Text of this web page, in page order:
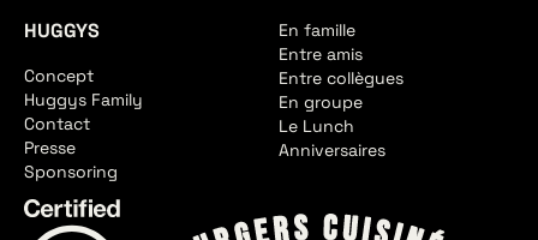
HUGGYS
Concept
Huggys Family
Contact
Presse
Sponsoring
En famille
Entre amis
Entre collègues
En groupe
Le Lunch
Anniversaires